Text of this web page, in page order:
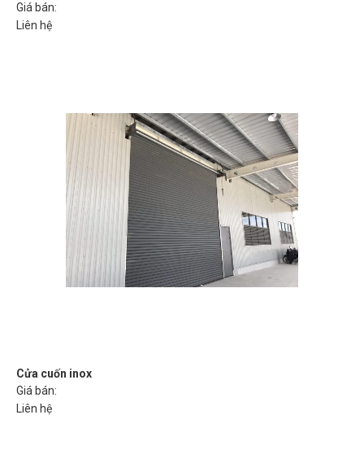
Giá bán:
Liên hệ
Cửa cuốn inox
Giá bán:
Liên hệ